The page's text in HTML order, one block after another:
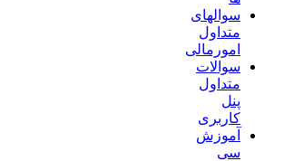
سوالهای
متداول
امورمالی
سوالات
متداول
پنل
کاربری
آموزش
سی